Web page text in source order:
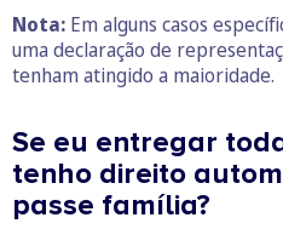
Nota: Em alguns casos
uma declaração de
tenham atingido a maioridade.
Se eu entregar
tenho direito
passe família?